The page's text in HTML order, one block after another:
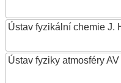
Ústav fyzikální chemie J.
Ústav fyziky atmosféry